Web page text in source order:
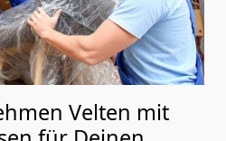
Velten mit